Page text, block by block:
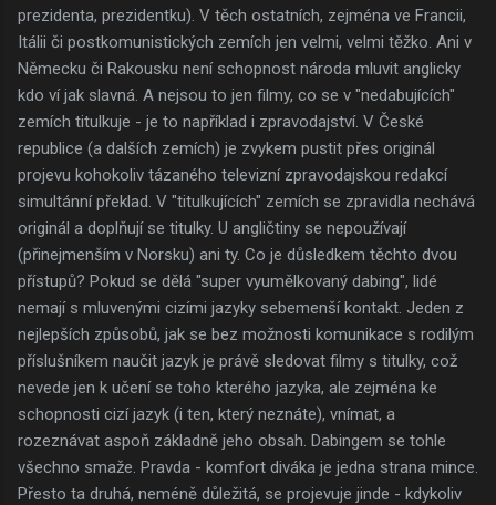
prezidenta, prezidentku). V těch ostatních, zejména ve Francii,
Itálii či postkomunistických zemích jen velmi, velmi těžko. Ani v
Německu či Rakousku není schopnost národa mluvit anglicky
kdo ví jak slavná. A nejsou to jen filmy, co se v "nedabujících"
zemích titulkuje - je to například i zpravodajství. V České
republice (a dalších zemích) je zvykem pustit přes originál
projevu kohokoliv tázaného televizní zpravodajskou redakcí
simultánní překlad. V "titulkujících" zemích se zpravidla nechává
originál a doplňují se titulky. U angličtiny se nepoužívají
(přinejmenším v Norsku) ani ty. Co je důsledkem těchto dvou
přístupů? Pokud se dělá "super vyumělkovaný dabing", lidé
nemají s mluvenými cizími jazyky sebemenší kontakt. Jeden z
nejlepších způsobů, jak se bez možnosti komunikace s rodilým
příslušníkem naučit jazyk je právě sledovat filmy s titulky, což
nevede jen k učení se toho kterého jazyka, ale zejména ke
schopnosti cizí jazyk (i ten, který neznáte), vnímat, a
rozeznávat aspoň základně jeho obsah. Dabingem se tohle
všechno smaže. Pravda - komfort diváka je jedna strana mince.
Přesto ta druhá, neméně důležitá, se projevuje jinde - kdykoliv